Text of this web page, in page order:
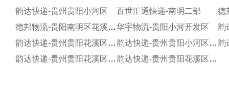
韵达快递-贵州贵阳小河区
百世汇通快递-南明二部
德
德邦物流-贵阳南明区花溪大道华宇物流-贵阳小河开发区
韵达快递-贵州贵阳花溪区贵州大学新校区寄存分部
韵达快递-贵州贵阳小河区锦江寄存点
韵达快递-贵州贵阳花溪区石板寄存点
韵达快递-贵州贵阳花溪区贵大寄存点